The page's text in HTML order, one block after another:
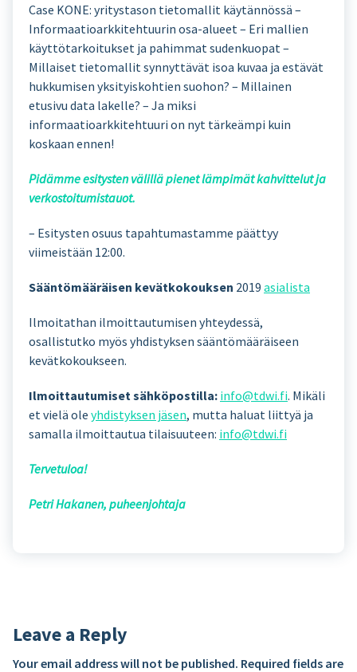
Case KONE: yritystason tietomallit käytännössä –
Informaatioarkkitehtuurin osa-alueet – Eri mallien
käyttötarkoitukset ja pahimmat sudenkuopat –
Millaiset tietomallit synnyttävät isoa kuvaa ja estävät
hukkumisen yksityiskohtien suohon? – Millainen
etusivu data lakelle? – Ja miksi
informaatioarkkitehtuuri on nyt tärkeämpi kuin
koskaan ennen!
Pidämme esitysten välillä pienet lämpimät kahvittelut ja
verkostoitumistauot.
– Esitysten osuus tapahtumastamme päättyy
viimeistään 12:00.
Sääntömääräisen kevätkokouksen 2019 asialista
Ilmoitathan ilmoittautumisen yhteydessä,
osallistutko myös yhdistyksen sääntömääräiseen
kevätkokoukseen.
Ilmoittautumiset sähköpostilla: info@tdwi.fi. Mikäli
et vielä ole yhdistyksen jäsen, mutta haluat liittyä ja
samalla ilmoittautua tilaisuuteen: info@tdwi.fi
Tervetuloa!
Petri Hakanen, puheenjohtaja
Leave a Reply
Your email address will not be published. Required fields are